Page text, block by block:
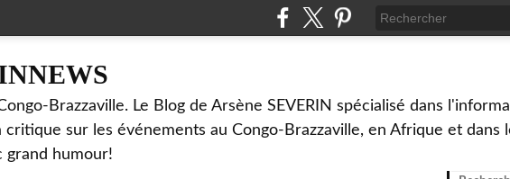
Brazzaville. Le Blog de Arsène SEVERIN spécialisé dans
critique sur les événements au Congo-Brazzaville, en Afrique et dans
grand humour!